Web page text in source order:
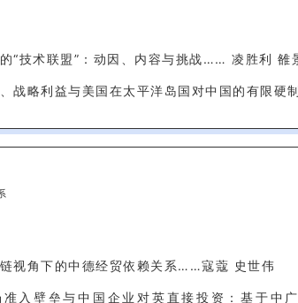
“技术联盟”：动因、内容与挑战…… 凌胜利 雒
战略利益与美国在太平洋岛国对中国的有限硬
视角下的中德经贸依赖关系……寇蔻 史世伟
准入壁垒与中国企业对英直接投资：基于中